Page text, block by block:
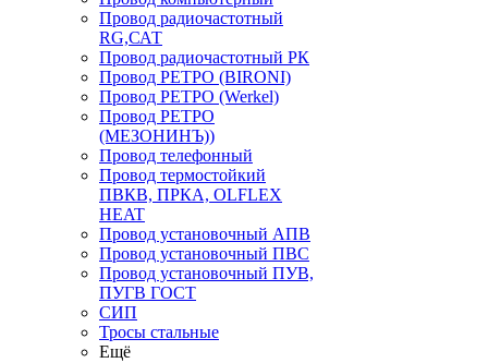
Провод радиочастотный
RG,САТ
Провод радиочастотный РК
Провод РЕТРО (BIRONI)
Провод РЕТРО (Werkel)
Провод РЕТРО
(МЕЗОНИНЪ))
Провод телефонный
Провод термостойкий
ПВКВ, ПРКА, OLFLEX
HEAT
Провод установочный АПВ
Провод установочный ПВС
Провод установочный ПУВ,
ПУГВ ГОСТ
СИП
Тросы стальные
Ещё